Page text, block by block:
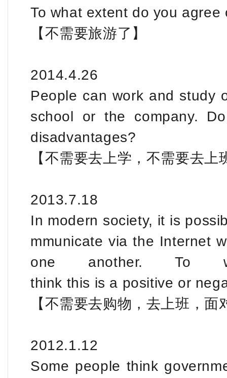
To what extent do you agree
【不需要旅游了】
2014.4.26
People can work and study
school or the company.
disadvantages?
【不需要去上学，不需要去上
2013.7.18
In modern society, it is
mmunicate via the Internet
one another. To
think this is a positive or
【不需要去购物，去上班，面
2012.1.12
Some people think